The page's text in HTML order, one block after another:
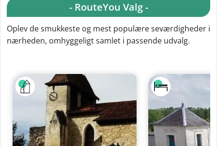
- RouteYou Valg -
Oplev de smukkeste og mest populære seværdigheder i
nærheden, omhyggeligt samlet i passende udvalg.